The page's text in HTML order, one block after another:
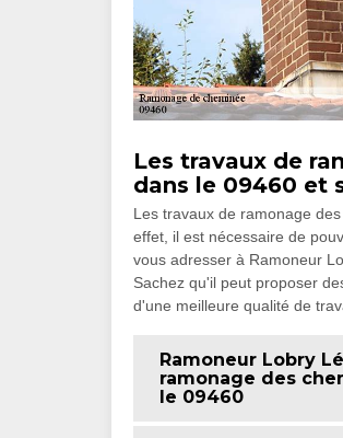
Les travaux de
dans le 09460 et
Les travaux de ramonage
effet, il est nécessaire de
vous adresser à Ramoneur
Sachez qu'il peut proposer
d'une meilleure qualité de
Ramoneur Lobry
ramonage des
le 09460